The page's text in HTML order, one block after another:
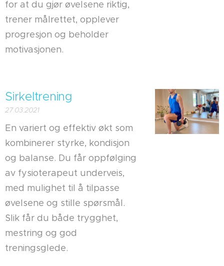
for at du gjør øvelsene riktig,
trener målrettet, opplever
progresjon og beholder
motivasjonen.
Sirkeltrening
27.03.2021
En variert og effektiv økt som
kombinerer styrke, kondisjon
og balanse. Du får oppfølging
av fysioterapeut underveis,
med mulighet til å tilpasse
øvelsene og stille spørsmål.
Slik får du både trygghet,
mestring og god
treningsglede.